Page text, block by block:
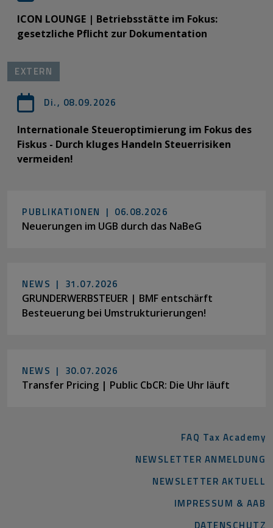
ICON LOUNGE | Betriebsstätte im Fokus:
gesetzliche Pflicht zur Dokumentation
EXTERN
Di., 08.09.2026
Internationale Steueroptimierung im Fokus des
Fiskus - Durch kluges Handeln Steuerrisiken
vermeiden!
PUBLIKATIONEN | 06.08.2026
Neuerungen im UGB durch das NaBeG
NEWS | 31.07.2026
GRUNDERWERBSTEUER | BMF entschärft
Besteuerung bei Umstrukturierungen!
NEWS | 30.07.2026
Transfer Pricing | Public CbCR: Die Uhr läuft
FAQ Tax Academy
NEWSLETTER ANMELDUNG
NEWSLETTER AKTUELL
IMPRESSUM & AAB